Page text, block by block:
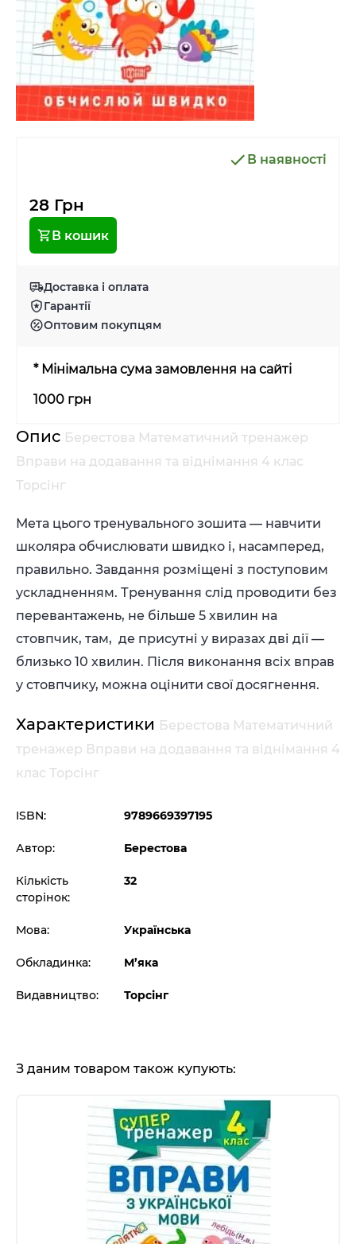
В наявності
28 Грн
В кошик
Доставка і оплата
Гарантії
Оптовим покупцям
* Мінімальна сума замовлення на сайті
1000 грн
Опис Берестова Математичний тренажер
Вправи на додавання та віднімання 4 клас
Торсінг
Мета цього тренувального зошита — навчити
школяра обчислювати швидко і, насамперед,
правильно. Завдання розміщені з поступовим
ускладненням. Тренування слід проводити без
перевантажень, не більше 5 хвилин на
стовпчик, там, де присутні у виразах дві дії —
близько 10 хвилин. Після виконання всіх вправ
у стовпчику, можна оцінити свої досягнення.
Характеристики Берестова Математичний
тренажер Вправи на додавання та віднімання 4
клас Торсінг
ISBN: 9789669397195
Автор: Берестова
Кількість
сторінок:
32
Мова: Українська
Обкладинка: М’яка
Видавництво: Торсінг
З даним товаром також купують: